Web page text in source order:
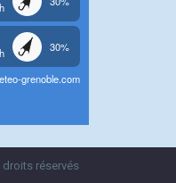
droits réservés